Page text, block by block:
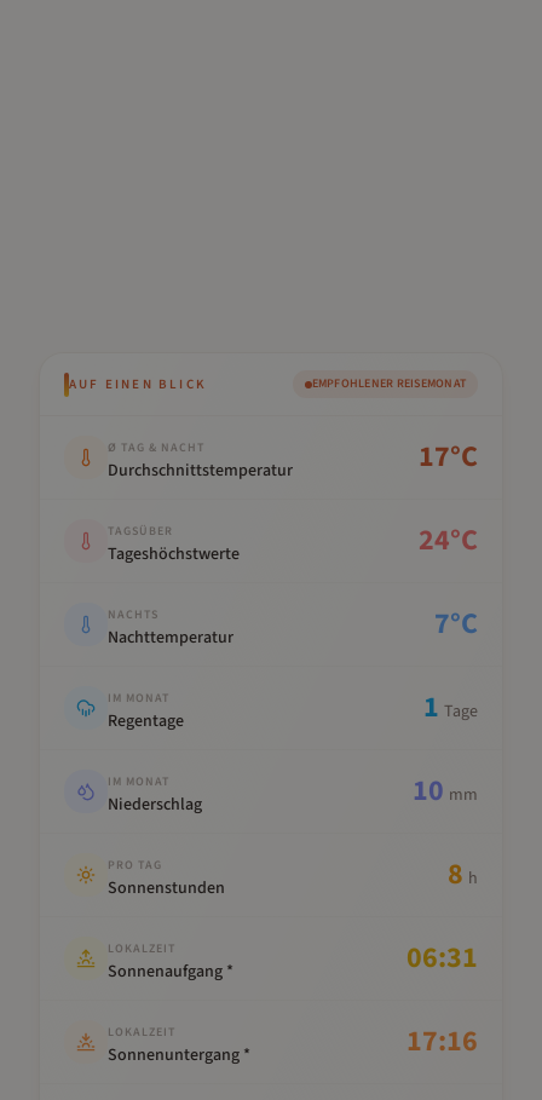
AUF EINEN BLICK EMPFOHLENER REISEMONAT
Ø TAG & NACHT
Durchschnittstemperatur 17°C
TAGSÜBER
Tageshöchstwerte 24°C
NACHTS
Nachttemperatur 7°C
IM MONAT
Regentage 1 Tage
IM MONAT
Niederschlag 10 mm
PRO TAG
Sonnenstunden 8 h
LOKALZEIT
Sonnenaufgang * 06:31
LOKALZEIT
Sonnenuntergang * 17:16